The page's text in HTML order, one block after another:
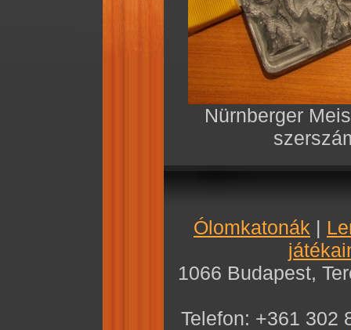
Nürnberger
Ólomkatonák
1066 Budapest,
Telefon: +361 302